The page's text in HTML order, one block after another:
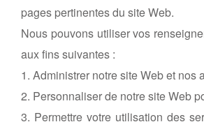
pages pertinentes du site Web.
Nous pouvons utiliser vos
aux fins suivantes :
1. Administrer notre site Web et nos
2. Personnaliser de notre site Web
3. Permettre votre utilisation des